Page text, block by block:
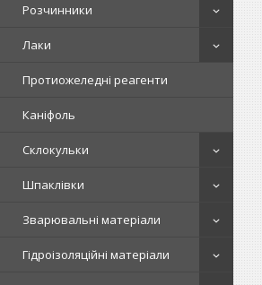
Розчинники
Лаки
Протиожеледні реагенти
Каніфоль
Склокульки
Шпаклівки
Зварювальні матеріали
Гідроізоляційні матеріали